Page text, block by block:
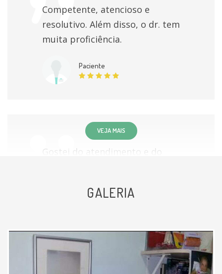
Competente, atencioso e
resolutivo. Além disso, o dr. tem
muita proficiência.
Paciente
Gostei do atendimento e do
do meu problema.
VEJA MAIS
GALERIA